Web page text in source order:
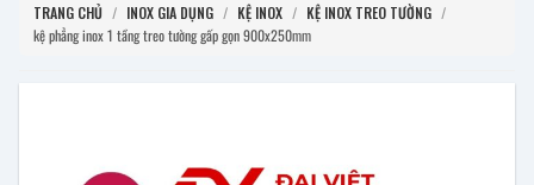
TRANG CHỦ / INOX GIA DỤNG / KỆ INOX / KỆ INOX TREO TƯỜNG /
kệ phẳng inox 1 tầng treo tường gấp gọn 900x250mm